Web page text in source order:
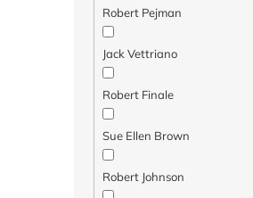
Robert Pejman
Jack Vettriano
Robert Finale
Sue Ellen Brown
Robert Johnson